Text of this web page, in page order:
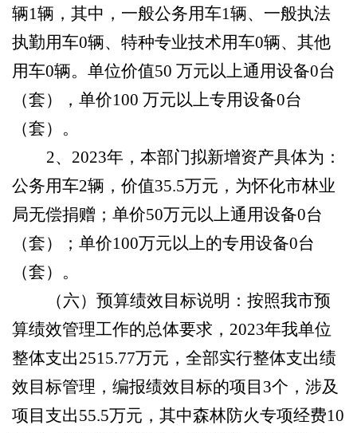
辆1辆，其中，一般公务用车1辆、一般执法
执勤用车0辆、特种专业技术用车0辆、其他
用车0辆。单位价值50 万元以上通用设备0台
（套），单价100 万元以上专用设备0台
（套）。
2、2023年，本部门拟新增资产具体为：
公务用车2辆，价值35.5万元 ，为怀化市林业
局无偿捐赠 ；单价50万元以上通用设备0台
（套）；单价100万元以上的专用设备0台
（套）。
（六）预算绩效目标说明：按照我市预
算绩效管理工作的总体要求， 2023年我单位
整体支出2515.77万元，全部实行整体支出绩
效目标管理，编报绩效目标的项目 3个，涉及
项目支出55.5万元，其中森林防火专项经费10